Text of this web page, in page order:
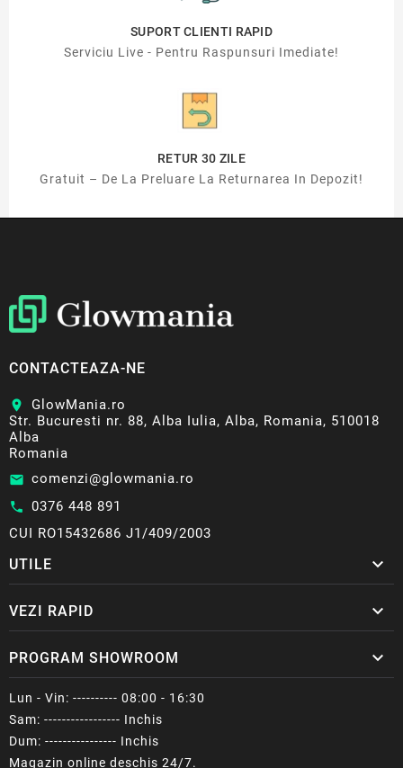
SUPORT CLIENTI RAPID
Serviciu Live - Pentru Raspunsuri Imediate!
RETUR 30 ZILE
Gratuit – De La Preluare La Returnarea In Depozit!
CONTACTEAZA-NE
location_on
GlowMania.ro
Str. Bucuresti nr. 88, Alba Iulia, Alba, Romania, 510018
Alba
Romania
email comenzi@glowmania.ro
call 0376 448 891
CUI RO15432686 J1/409/2003
UTILE 
VEZI RAPID 
PROGRAM SHOWROOM 
Lun - Vin: ---------- 08:00 - 16:30
Sam: ----------------- Inchis
Dum: ---------------- Inchis
Magazin online deschis 24/7.